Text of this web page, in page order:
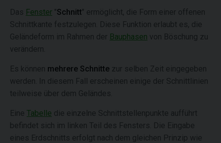
Das Fenster "Schnitt" ermöglicht, die Form einer offenen
Schnittkante festzulegen. Diese Funktion erlaubt es, die
Geländeform im Rahmen der Bauphasen von Böschung zu
verändern.
Es können mehrere Schnitte zur selben Zeit eingegeben
werden. In diesem Fall erscheinen einige der Schnittlinien
teilweise über dem Geländes.
Eine Tabelle die einzelne Schnittstellenpunkte aufführt
befindet sich im linken Teil des Fensters. Die Eingabe
eines Erdschnitts erfolgt nach dem gleichen Prinzip wie